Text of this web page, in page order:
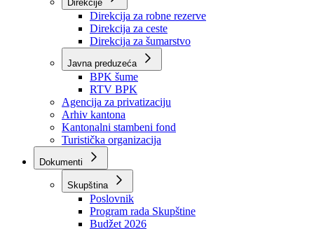
Kantonalna uprava za inspekcijske poslove
Kantonalna uprava civilne zaštite
Direkcije
Direkcija za robne rezerve
Direkcija za ceste
Direkcija za šumarstvo
Javna preduzeća
BPK šume
RTV BPK
Agencija za privatizaciju
Arhiv kantona
Kantonalni stambeni fond
Turistička organizacija
Dokumenti
Skupština